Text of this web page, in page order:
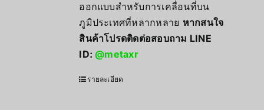
ออกแบบสำหรับการเคลื่อนที่บน
ภูมิประเทศที่หลากหลาย หากสนใจ
สินค้าโปรดติดต่อสอบถาม LINE
ID:@metaxr
รายละเอียด